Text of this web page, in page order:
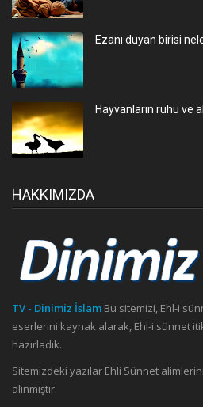
Ezanı duyan birisi
Hayvanların ruhu ve
HAKKIMIZDA
TV - Dinimiz İslam Bu sitemizi, Ehl-i
eserlerini kaynak alarak, Ehl-i sünnet
hazırladık..
Sitemizdeki yazılar Ehli Sünnet
alınmıştır.